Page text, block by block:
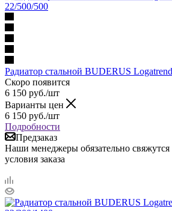
Радиатор стальной BUDERUS
Скоро появится
6 150 руб./шт
Варианты цен
6 150 руб./шт
Подробности
Предзаказ
Наши менеджеры обязательно свяжутся
условия заказа